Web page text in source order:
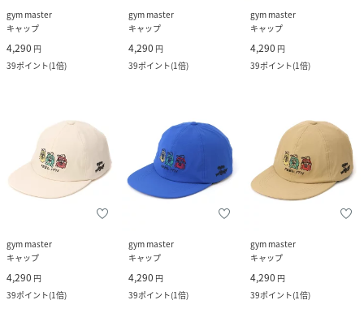
gym master
キャップ
4,290 円
39ポイント(1倍)
gym master
キャップ
4,290 円
39ポイント(1倍)
gym master
キャップ
4,290 円
39ポイント(1倍)
gym master
キャップ
4,290 円
39ポイント(1倍)
gym master
キャップ
4,290 円
39ポイント(1倍)
gym master
キャップ
4,290 円
39ポイント(1倍)